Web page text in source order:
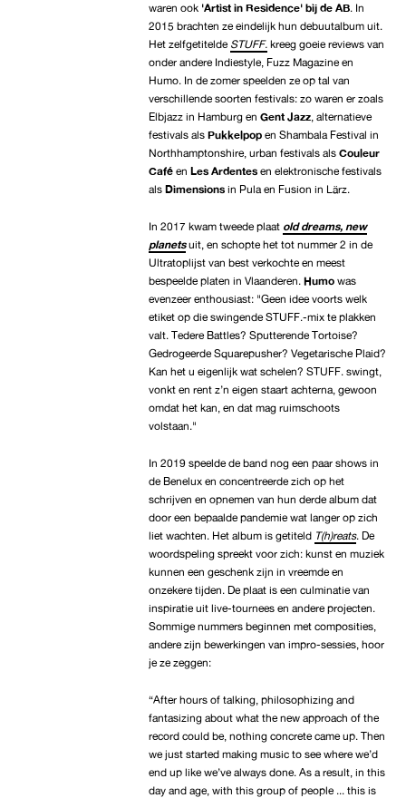
waren ook 'Artist in Residence' bij de AB. In
2015 brachten ze eindelijk hun debuutalbum uit.
Het zelfgetitelde STUFF.kreeg goeie reviews van
onder andere Indiestyle, Fuzz Magazine en
Humo. In de zomer speelden ze op tal van
verschillende soorten festivals: zo waren er zoals
Elbjazz in Hamburg en Gent Jazz, alternatieve
festivals als Pukkelpop en Shambala Festival in
Northhamptonshire, urban festivals als Couleur
Caféen Les Ardentesen elektronische festivals
als Dimensionsin Pula en Fusion in Lärz.
In 2017 kwam tweede plaat old dreams, new
planetsuit, en schopte het tot nummer 2 in de
Ultratoplijst van best verkochte en meest
bespeelde platen in Vlaanderen. Humo was
evenzeer enthousiast: "Geen idee voorts welk
etiket op die swingende STUFF.-mix te plakken
valt. Tedere Battles? Sputterende Tortoise?
Gedrogeerde Squarepusher? Vegetarische Plaid?
Kan het u eigenlijk wat schelen? STUFF. swingt,
vonkt en rent z’n eigen staart achterna, gewoon
omdat het kan, en dat mag ruimschoots
volstaan."
In 2019 speelde de band nog een paar shows in
de Benelux en concentreerde zich op het
schrijven en opnemen van hun derde album dat
door een bepaalde pandemie wat langer op zich
liet wachten. Het album is getiteld T(h)reats. De
woordspeling spreekt voor zich: kunst en muziek
kunnen een geschenk zijn in vreemde en
onzekere tijden. De plaat is een culminatie van
inspiratie uit live-tournees en andere projecten.
Sommige nummers beginnen met composities,
andere zijn bewerkingen van impro-sessies, hoor
je ze zeggen:
“After hours of talking, philosophizing and
fantasizing about what the new approach of the
record could be, nothing concrete came up. Then
we just started making music to see where we’d
end up like we’ve always done. As a result, in this
day and age, with this group of people ... this is